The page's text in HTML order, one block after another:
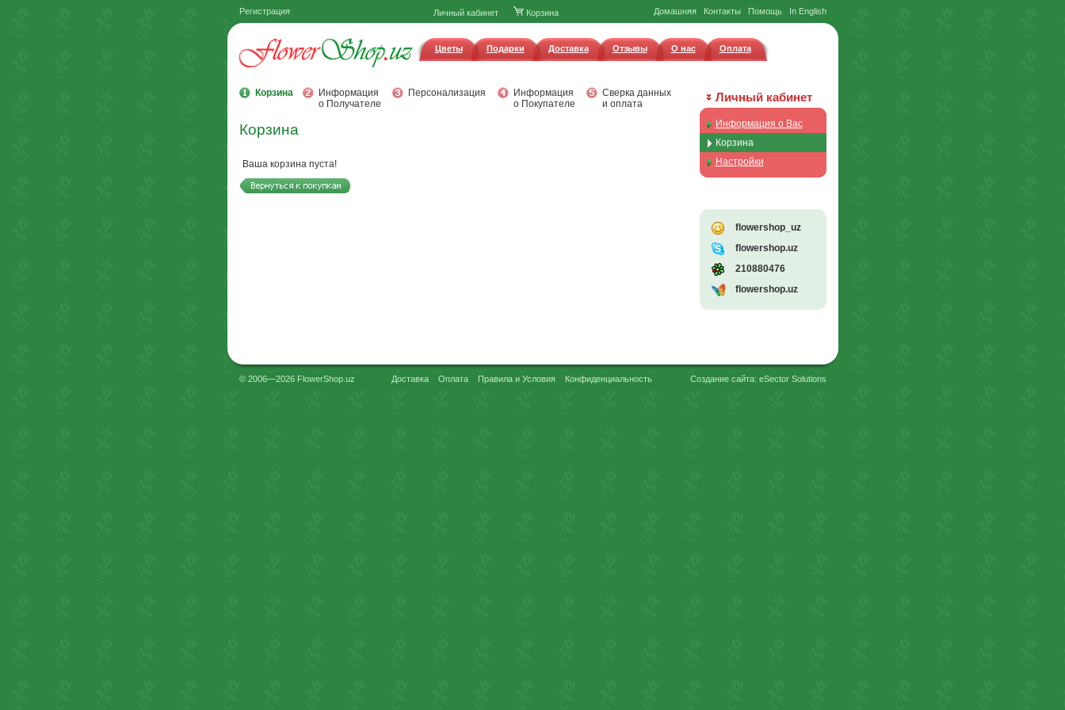
Регистрация Домашняя Контакты Помощь In English
Личный кабинет Корзина
Цветы Подарки Доставка Отзывы О нас Оплата
Корзина
Информация
о Получателе
Персонализация
Информация
о Покупателе
Сверка данных
и оплата
Корзина
Ваша корзина пуста!
Личный кабинет
Информация о Вас
Корзина
Настройки
flowershop_uz
flowershop.uz
210880476
flowershop.uz
© 2006—2026 FlowerShop.uz Доставка Оплата Правила и Условия Конфиденциальность Создание сайта: eSector Solutions